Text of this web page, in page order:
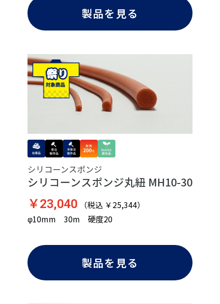
製品を見る
シリコーンスポンジ
シリコーンスポンジ丸紐 MH10-30
￥23,040 （税込 ￥25,344）
φ10mm 30m 硬度20
製品を見る